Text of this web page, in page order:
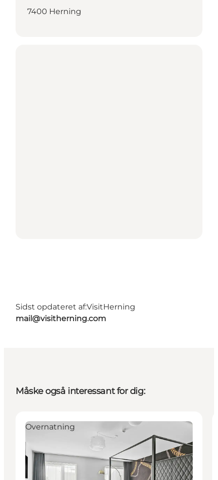
7400 Herning
Sidst opdateret af:VisitHerning
mail@visitherning.com
Måske også interessant for dig:
Overnatning